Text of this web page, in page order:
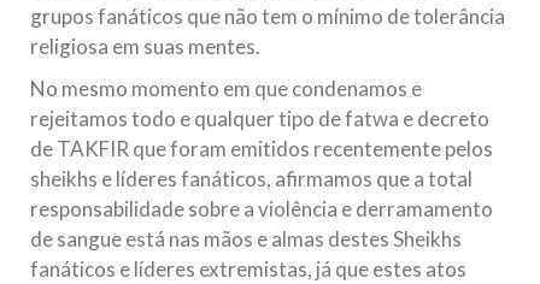
grupos fanáticos que não tem o mínimo de tolerância
religiosa em suas mentes.
No mesmo momento em que condenamos e
rejeitamos todo e qualquer tipo de fatwa e decreto
de TAKFIR que foram emitidos recentemente pelos
sheikhs e líderes fanáticos, afirmamos que a total
responsabilidade sobre a violência e derramamento
de sangue está nas mãos e almas destes Sheikhs
fanáticos e líderes extremistas, já que estes atos